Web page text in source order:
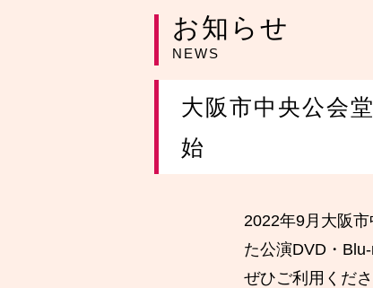
お知らせ
NEWS
大阪市中央公会
始
2022年9月大阪
た公演DVD・
ぜひご利用くださ